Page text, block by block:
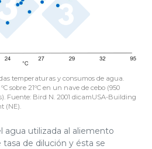
temperaturas y consumos de agua.
sobre 21ºC en un nave de cebo (950
Fuente: Bird N. 2001 dicamUSA-Building
(NE).
agua utilizada al aliemento
de dilución y ésta se